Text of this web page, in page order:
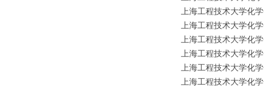
上海工程技术大学化
上海工程技术大学化
上海工程技术大学化
上海工程技术大学化
上海工程技术大学化
上海工程技术大学化